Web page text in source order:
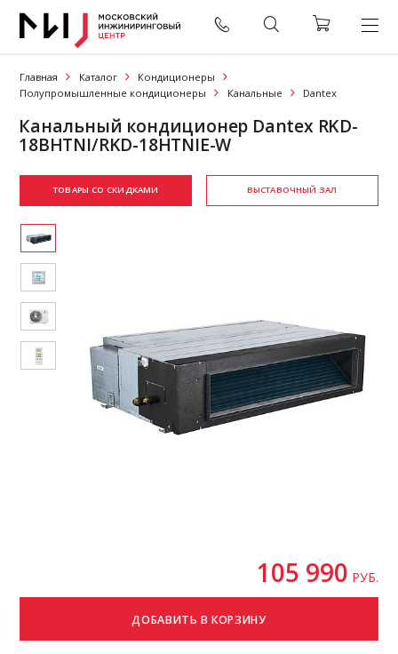
Главная Каталог
Кондиционеры
Полупромышленные кондиционеры
Канальные Dantex
Канальный кондиционер Dantex RKD-
18BHTNI/RKD-18HTNIE-W
ТОВАРЫ СО СКИДКАМИ ВЫСТАВОЧНЫЙ ЗАЛ
105 990 РУБ.